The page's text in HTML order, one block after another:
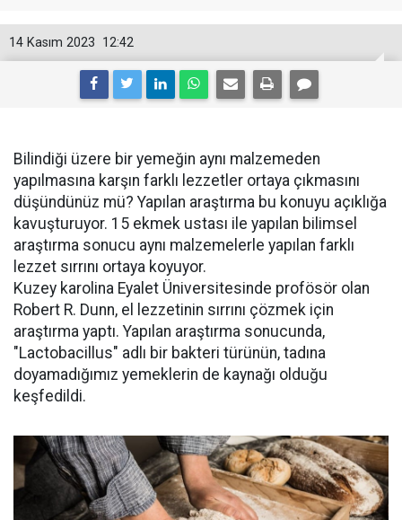
12:42
14 Kasım 2023
Bilindiği üzere bir yemeğin aynı malzemeden
yapılmasına karşın farklı lezzetler ortaya çıkmasını
düşündünüz mü? Yapılan araştırma bu konuyu açıklığa
kavuşturuyor. 15 ekmek ustası ile yapılan bilimsel
araştırma sonucu aynı malzemelerle yapılan farklı
lezzet sırrını ortaya koyuyor.
Kuzey karolina Eyalet Üniversitesinde profösör olan
Robert R. Dunn, el lezzetinin sırrını çözmek için
araştırma yaptı. Yapılan araştırma sonucunda,
"Lactobacillus" adlı bir bakteri türünün, tadına
doyamadığımız yemeklerin de kaynağı olduğu
keşfedildi.